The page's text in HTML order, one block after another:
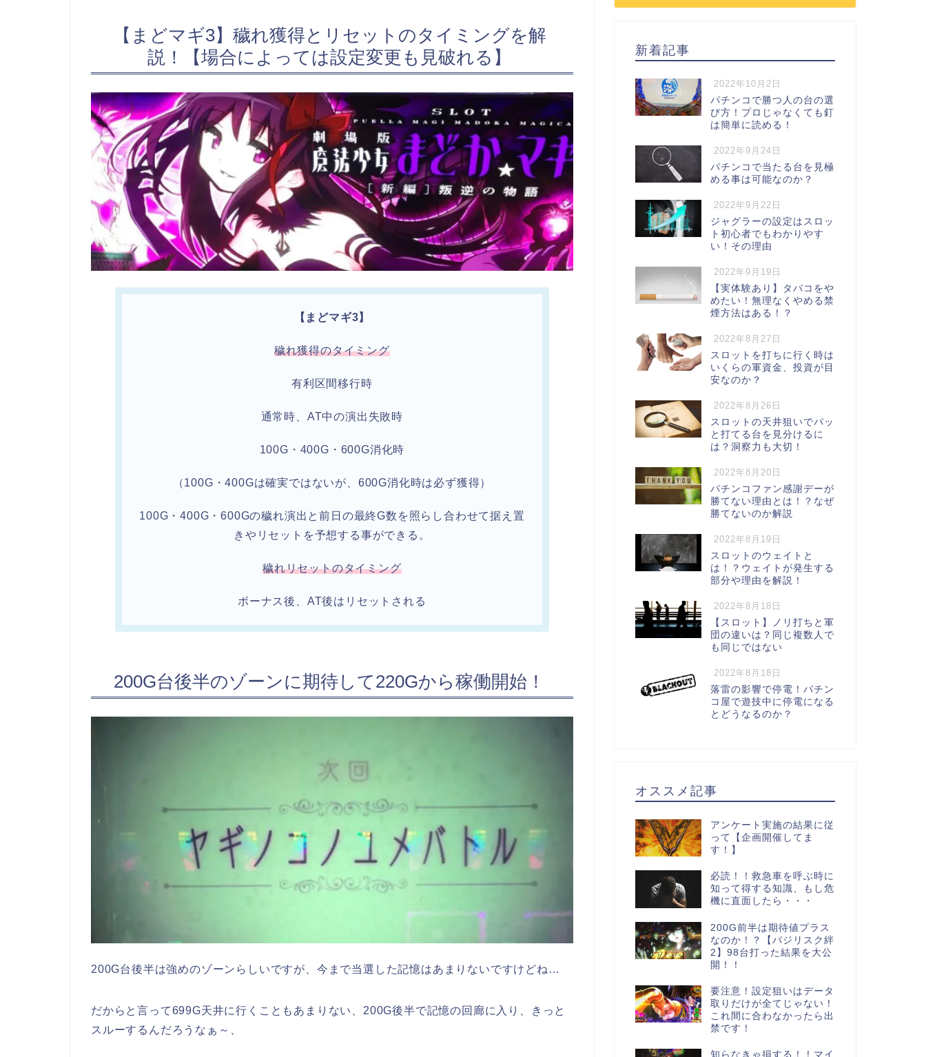
【まどマギ3】穢れ獲得とリセットのタイミングを解
説！【場合によっては設定変更も見破れる】
【まどマギ3】
穢れ獲得のタイミング
有利区間移行時
通常時、AT中の演出失敗時
100G・400G・600G消化時
（100G・400Gは確実ではないが、600G消化時は必ず獲得）
100G・400G・600Gの穢れ演出と前日の最終G数を照らし合わせて据え置
きやリセットを予想する事ができる。
穢れリセットのタイミング
ボーナス後、AT後はリセットされる
200G台後半のゾーンに期待して220Gから稼働開始！
200G台後半は強めのゾーンらしいですが、今まで当選した記憶はあまりないですけどね…
だからと言って699G天井に行くこともあまりない、200G後半で記憶の回廊に入り、きっと
スルーするんだろうなぁ～、
新着記事
2022年10月2日
パチンコで勝つ人の台の選
び方！プロじゃなくても釘
は簡単に読める！
2022年9月24日
パチンコで当たる台を見極
める事は可能なのか？
2022年9月22日
ジャグラーの設定はスロッ
ト初心者でもわかりやす
い！その理由
2022年9月19日
【実体験あり】タバコをや
めたい！無理なくやめる禁
煙方法はある！？
2022年8月27日
スロットを打ちに行く時は
いくらの軍資金、投資が目
安なのか？
2022年8月26日
スロットの天井狙いでパッ
と打てる台を見分けるに
は？洞察力も大切！
2022年8月20日
パチンコファン感謝デーが
勝てない理由とは！？なぜ
勝てないのか解説
2022年8月19日
スロットのウェイトと
は！？ウェイトが発生する
部分や理由を解説！
2022年8月18日
【スロット】ノリ打ちと軍
団の違いは？同じ複数人で
も同じではない
2022年8月18日
落雷の影響で停電！パチン
コ屋で遊技中に停電になる
とどうなるのか？
オススメ記事
アンケート実施の結果に従
って【企画開催してま
す！】
必読！！救急車を呼ぶ時に
知って得する知識、もし危
機に直面したら・・・
200G前半は期待値プラス
なのか！？【バジリスク絆
2】98台打った結果を大公
開！！
要注意！設定狙いはデータ
取りだけが全てじゃない！
これ間に合わなかったら出
禁です！
知らなきゃ損する！！マイ